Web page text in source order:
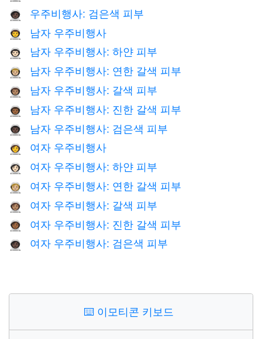
🧑🏿‍🚀 우주비행사: 검은색 피부
👨‍🚀 남자 우주비행사
👨🏻‍🚀 남자 우주비행사: 하얀 피부
👨🏼‍🚀 남자 우주비행사: 연한 갈색 피부
👨🏽‍🚀 남자 우주비행사: 갈색 피부
👨🏾‍🚀 남자 우주비행사: 진한 갈색 피부
👨🏿‍🚀 남자 우주비행사: 검은색 피부
👩‍🚀 여자 우주비행사
👩🏻‍🚀 여자 우주비행사: 하얀 피부
👩🏼‍🚀 여자 우주비행사: 연한 갈색 피부
👩🏽‍🚀 여자 우주비행사: 갈색 피부
👩🏾‍🚀 여자 우주비행사: 진한 갈색 피부
👩🏿‍🚀 여자 우주비행사: 검은색 피부
⌨️ 이모티콘 키보드